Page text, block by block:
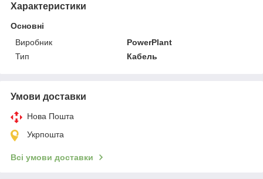
Характеристики
Основні
Виробник
PowerPlant
Тип
Кабель
Умови доставки
Нова Пошта
Укрпошта
Всі умови доставки